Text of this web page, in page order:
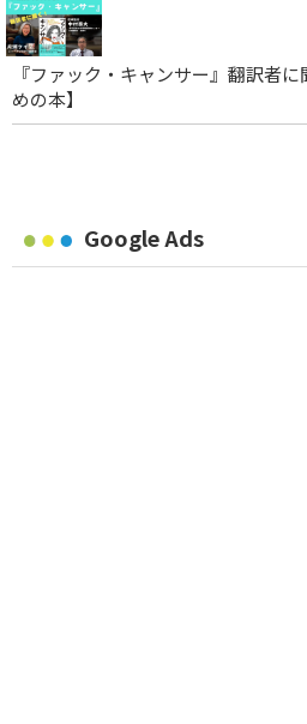
『ファック・キャンサー』翻訳者
めの本】
Google Ads